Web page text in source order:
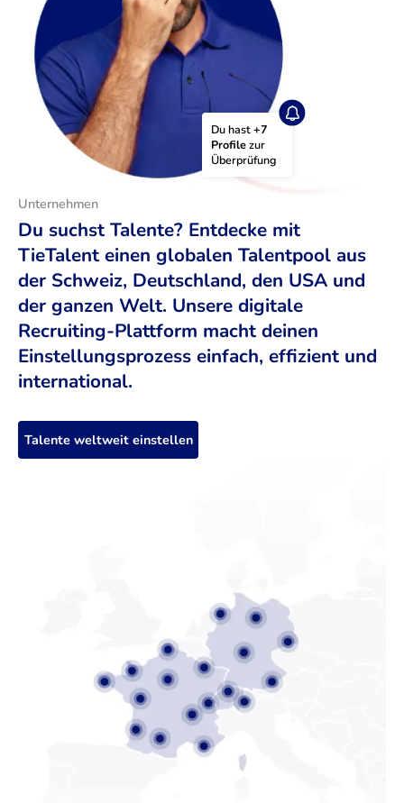
Du hast +7
Profile zur
Überprüfung
Unternehmen
Du suchst Talente? Entdecke mit
TieTalent einen globalen Talentpool aus
der Schweiz, Deutschland, den USA und
der ganzen Welt. Unsere digitale
Recruiting-Plattform macht deinen
Einstellungsprozess einfach, effizient und
international.
Talente weltweit einstellen